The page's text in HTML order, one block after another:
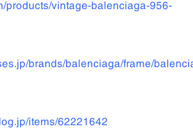
products/vintage-balenciaga-956-
brands/balenciaga/frame/
items/62221642